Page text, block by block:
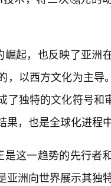
崛起，也反映了亚
，以西方文化为主
了独特的文化符号
果，也是全球化进程
是这一趋势的先行
亚洲向世界展示其独